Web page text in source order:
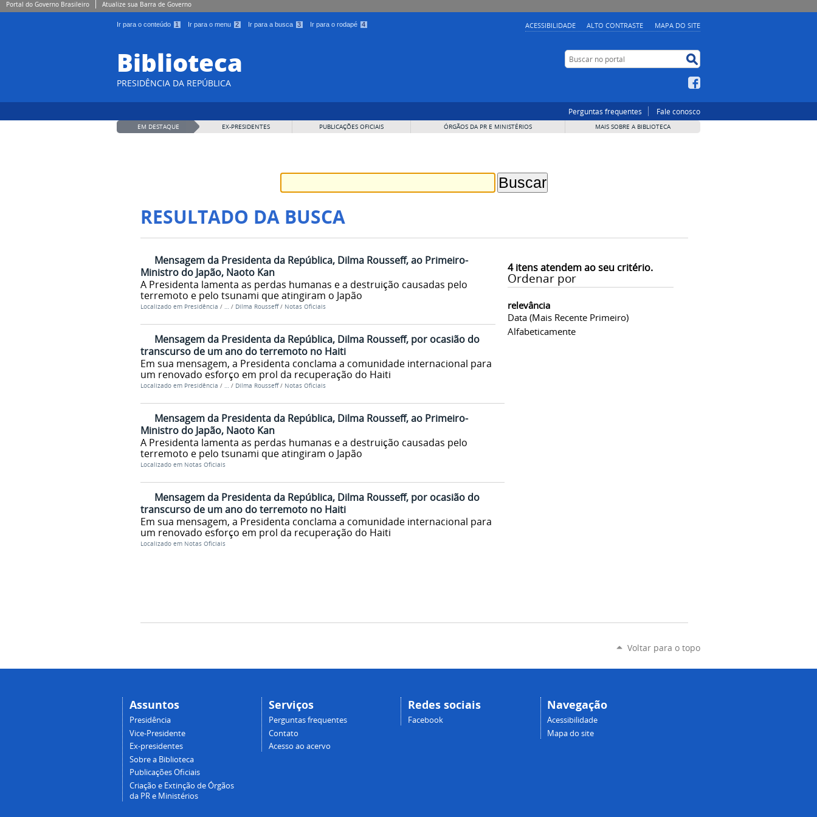
Portal do Governo Brasileiro Atualize sua Barra de Governo
Ir para o conteúdo 1 Ir para o menu 2 Ir para a busca 3 Ir para o rodapé 4 ACESSIBILIDADE ALTO CONTRASTE MAPA DO SITE
Biblioteca
PRESIDÊNCIA DA REPÚBLICA
Buscar no portal
Perguntas frequentes Fale conosco
EM DESTAQUE EX-PRESIDENTES PUBLICAÇÕES OFICIAIS ÓRGÃOS DA PR E MINISTÉRIOS MAIS SOBRE A BIBLIOTECA
RESULTADO DA BUSCA
4itens atendem ao seu critério.
Ordenar por
relevância
Data (mais Recente Primeiro)
Alfabeticamente
Mensagem da Presidenta da República, Dilma Rousseff, ao Primeiro-
Ministro do Japão, Naoto Kan
A Presidenta lamenta as perdas humanas e a destruição causadas pelo
terremoto e pelo tsunami que atingiram o Japão
Localizado em Presidência / … / Dilma Rousseff / Notas Oficiais
Mensagem da Presidenta da República, Dilma Rousseff, por ocasião do
transcurso de um ano do terremoto no Haiti
Em sua mensagem, a Presidenta conclama a comunidade internacional para
um renovado esforço em prol da recuperação do Haiti
Localizado em Presidência / … / Dilma Rousseff / Notas Oficiais
Mensagem da Presidenta da República, Dilma Rousseff, ao Primeiro-
Ministro do Japão, Naoto Kan
A Presidenta lamenta as perdas humanas e a destruição causadas pelo
terremoto e pelo tsunami que atingiram o Japão
Localizado em Notas Oficiais
Mensagem da Presidenta da República, Dilma Rousseff, por ocasião do
transcurso de um ano do terremoto no Haiti
Em sua mensagem, a Presidenta conclama a comunidade internacional para
um renovado esforço em prol da recuperação do Haiti
Localizado em Notas Oficiais
Voltar para o topo
Assuntos
Presidência
Vice-Presidente
Ex-presidentes
Sobre a Biblioteca
Publicações Oficiais
Criação e Extinção de Órgãos
da PR e Ministérios
Serviços
Perguntas frequentes
Contato
Acesso ao acervo
Redes sociais
Facebook
Navegação
Acessibilidade
Mapa do site